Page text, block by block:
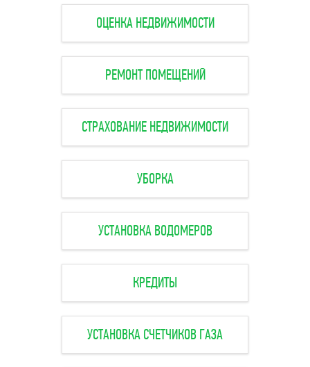
ОЦЕНКА НЕДВИЖИМОСТИ
РЕМОНТ ПОМЕЩЕНИЙ
СТРАХОВАНИЕ НЕДВИЖИМОСТИ
УБОРКА
УСТАНОВКА ВОДОМЕРОВ
КРЕДИТЫ
УСТАНОВКА СЧЕТЧИКОВ ГАЗА